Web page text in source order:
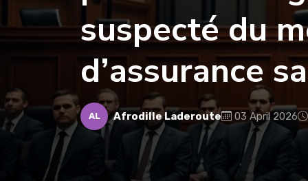
suspecté du
d’assurance
AL Afrodille Laderoute 03 April 2026